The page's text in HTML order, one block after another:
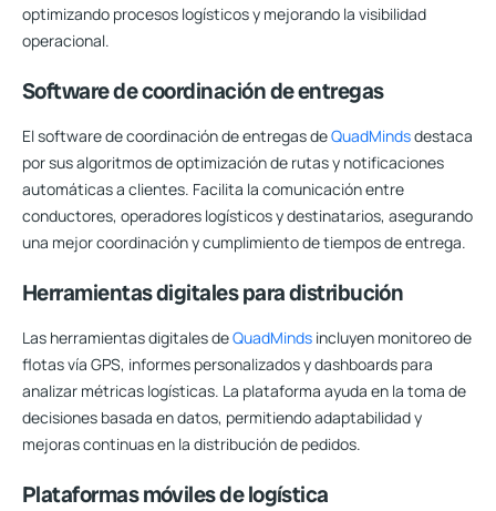
optimizando procesos logísticos y mejorando la visibilidad
operacional.
Software de coordinación de entregas
El software de coordinación de entregas deQuadMindsdestaca
por sus algoritmos de optimización de rutas y notificaciones
automáticas a clientes. Facilita la comunicación entre
conductores, operadores logísticos y destinatarios, asegurando
una mejor coordinación y cumplimiento de tiempos de entrega.
Herramientas digitales para distribución
Las herramientas digitales deQuadMinds incluyen monitoreo de
flotas vía GPS, informes personalizados y dashboards para
analizar métricas logísticas. La plataforma ayuda en la toma de
decisiones basada en datos, permitiendo adaptabilidad y
mejoras continuas en la distribución de pedidos.
Plataformas móviles de logística